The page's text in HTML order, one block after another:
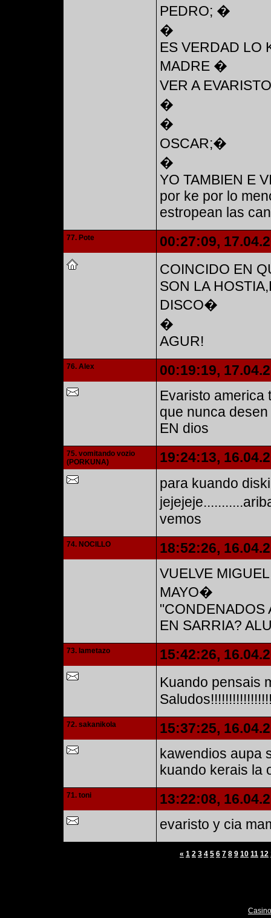
PEDRO; �
�
ES VERDAD LO
MADRE �
VER A
�
�
OSCAR;�
�
YO TAMBIEN E
por ke por lo
estropean las
77. Pote
00:27:09,
COINCIDO EN
SON LA
DISCO�
�
AGUR!
76. Alex
00:19:19,
Evaristo america
que nunca
EN dios
75. vomitando vozio
(PORKUNA)
19:24:13,
para kuando
vemos
74. NOCILLO
18:52:26,
VUELVE
MAYO�
"CONDENADOS
EN SARRIA?
73. lametazo
15:42:26,
Kuando pensais
72. sakanikola
15:37:25,
kawendios aupa
kuando kerais la
71. toni
13:22:08,
evaristo y cia
« 1 2 3 4 5 6 7 8 9 10 11 12